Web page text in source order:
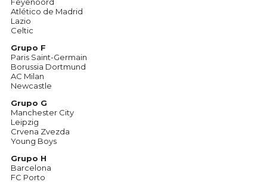
Feyenoord
Atlético de Madrid
Lazio
Celtic
Grupo F
Paris Saint-Germain
Borussia Dortmund
AC Milan
Newcastle
Grupo G
Manchester City
Leipzig
Crvena Zvezda
Young Boys
Grupo H
Barcelona
FC Porto